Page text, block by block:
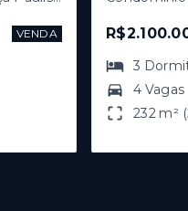
VENDA
3
4 Vagas
232 m²